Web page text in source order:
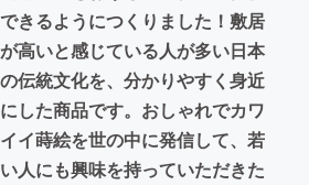
CAMPFIREふるさと納税machi-ya
できるようにつくりました！敷居
が高いと感じている人が多い日本
の伝統文化を、分かりやすく身近
にした商品です。おしゃれでカワ
イイ蒔絵を世の中に発信して、若
い人にも興味を持っていただきた